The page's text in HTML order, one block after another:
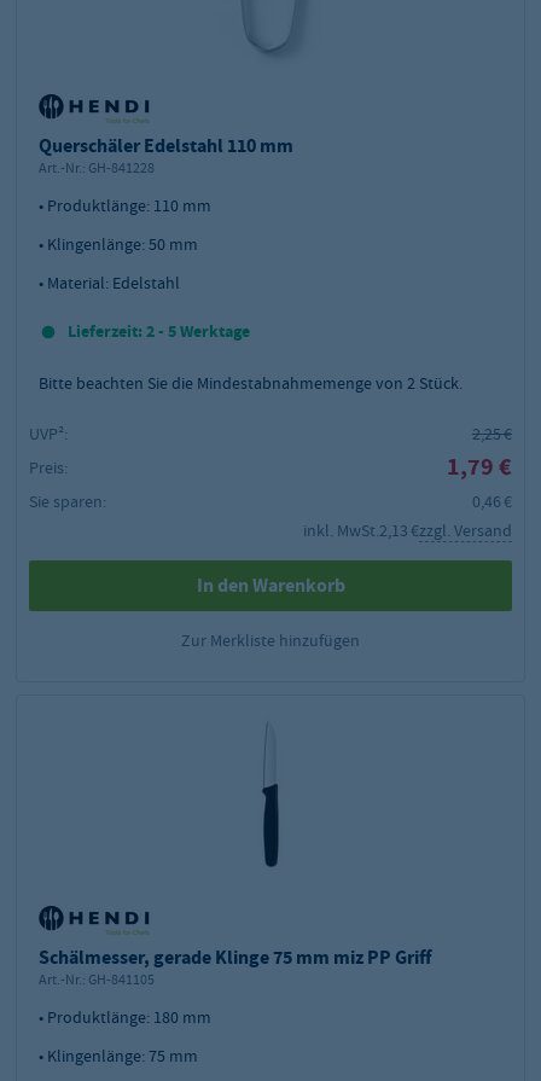
Querschäler Edelstahl 110 mm
Art.-Nr.: GH-841228
• Produktlänge: 110 mm
• Klingenlänge: 50 mm
• Material: Edelstahl
Lieferzeit: 2 - 5 Werktage
Bitte beachten Sie die Mindestabnahmemenge von 2 Stück.
UVP²:
2,25 €
Preis:
1,79 €
Sie sparen:
0,46 €
inkl. MwSt.2,13 €zzgl. Versand
In den Warenkorb
Zur Merkliste hinzufügen
Schälmesser, gerade Klinge 75 mm miz PP Griff
Art.-Nr.: GH-841105
• Produktlänge: 180 mm
• Klingenlänge: 75 mm